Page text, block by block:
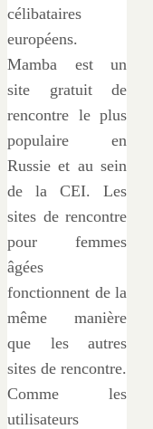
célibataires
européens.
Mamba est un
site gratuit de
rencontre le plus
populaire en
Russie et au sein
de la CEI. Les
sites de rencontre
pour femmes
âgées
fonctionnent de la
même manière
que les autres
sites de rencontre.
Comme les
utilisateurs